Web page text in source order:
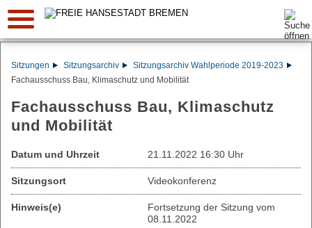
Suche:
Sitzungen Sitzungsarchiv
Sitzungsarchiv Wahlperiode 2019-2023
Fachausschuss Bau, Klimaschutz und Mobilität
Fachausschuss Bau, Klimaschutz
und Mobilität
Datum und Uhrzeit 21.11.2022 16:30 Uhr
Sitzungsort Videokonferenz
Hinweis(e)
Fortsetzung der Sitzung vom
08.11.2022